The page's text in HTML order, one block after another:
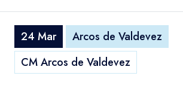
Temas
Contactos
24 Mar
Arcos de Valdevez
CM Arcos de Valdevez